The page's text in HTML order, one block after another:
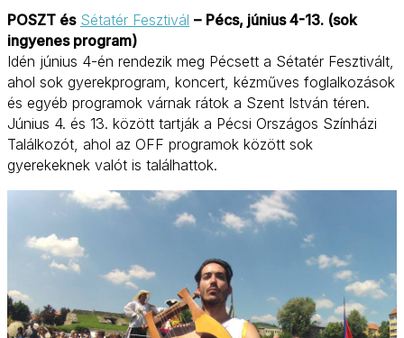
POSZT és Sétatér Fesztivál – Pécs, június 4-13. (sok
ingyenes program)
Idén június 4-én rendezik meg Pécsett a Sétatér Fesztivált,
ahol sok gyerekprogram, koncert, kézműves foglalkozások
és egyéb programok várnak rátok a Szent István téren.
Június 4. és 13. között tartják a Pécsi Országos Színházi
Találkozót, ahol az OFF programok között sok
gyerekeknek valót is találhattok.